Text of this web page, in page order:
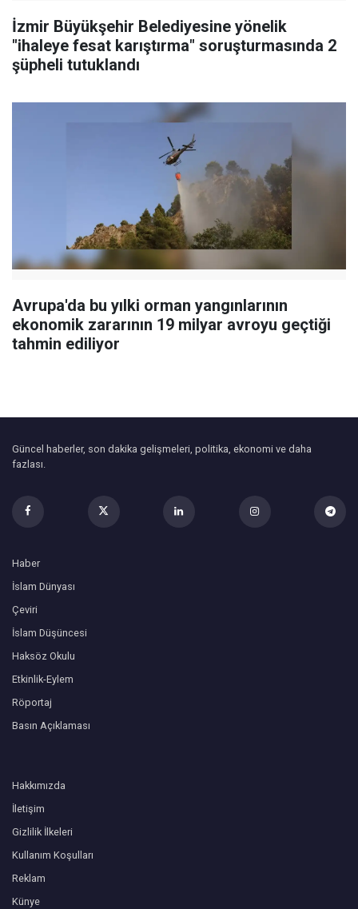
İzmir Büyükşehir Belediyesine yönelik
"ihaleye fesat karıştırma" soruşturmasında 2
şüpheli tutuklandı
Avrupa'da bu yılki orman yangınlarının
ekonomik zararının 19 milyar avroyu geçtiği
tahmin ediliyor
Güncel haberler, son dakika gelişmeleri, politika, ekonomi ve daha
fazlası.
Haber
İslam Dünyası
Çeviri
İslam Düşüncesi
Haksöz Okulu
Etkinlik-Eylem
Röportaj
Basın Açıklaması
Hakkımızda
İletişim
Gizlilik İlkeleri
Kullanım Koşulları
Reklam
Künye